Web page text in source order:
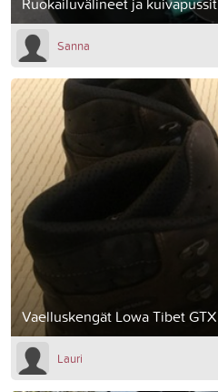
Sanna
Vaelluskengät Lowa Tibet GTX
Lauri